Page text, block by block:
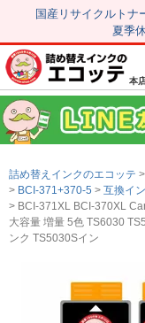
国産リサイクルト
夏季
新規会員登
トップページ
注文履歴
はじめての方へ
初心者用セット
キャノンインク
本
詰め替えインクのエコッテ
BCI-371+370-5
互換イ
BCI-371XL BCI-370XL
大容量 増量 5色 TS6030
ンク TS5030Sイン